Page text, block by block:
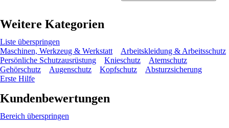
Weitere Kategorien
Liste überspringen
Maschinen, Werkzeug & Werkstatt
Arbeitskleidung & Arbeitsschutz
Persönliche Schutzausrüstung
Knieschutz
Atemschutz
Gehörschutz
Augenschutz Kopfschutz
Absturzsicherung
Erste Hilfe
Kundenbewertungen
Bereich überspringen